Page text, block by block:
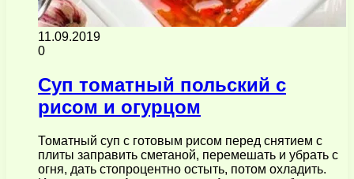
11.09.2019
0
Суп томатный польский с
рисом и огурцом
Томатный суп с готовым рисом перед снятием с
плиты заправить сметаной, перемешать и убрать с
огня, дать стопроцентно остыть, потом охладить.